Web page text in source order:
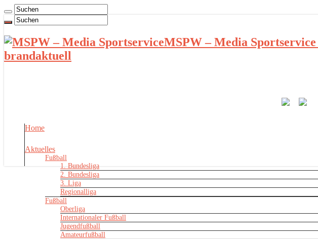
MSPW – Media
brandaktuell
Home
Aktuelles
Fußball
1. Bundesliga
2. Bundesliga
3. Liga
Regionalliga
Fußball
Oberliga
Internationaler Fußball
Jugendfußball
Amateurfußball